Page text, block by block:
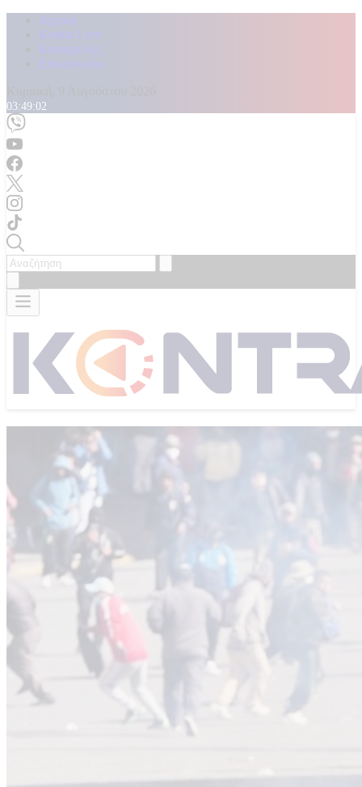
Αρχική
Kontra Live
Καταγγελίες
Επικοινωνία
03:49:05